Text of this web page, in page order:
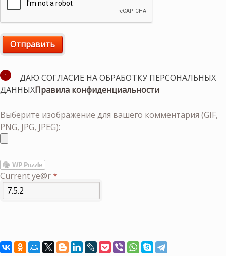
ДАЮ СОГЛАСИЕ НА ОБРАБОТКУ ПЕРСОНАЛЬНЫХ
ДАННЫХПравила конфиденциальности
Выберите изображение для вашего комментария (GIF,
PNG, JPG, JPEG):
Current ye@r*